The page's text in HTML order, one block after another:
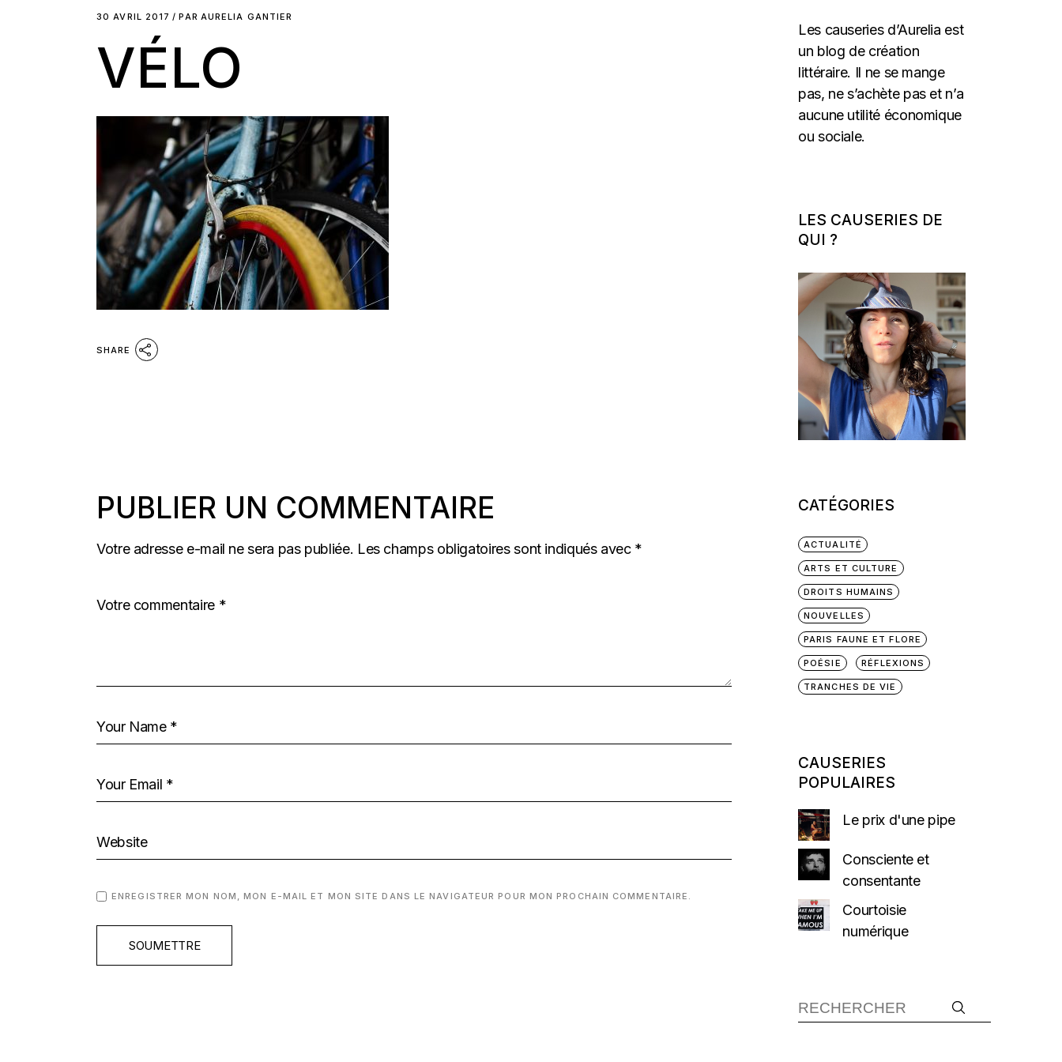
30 AVRIL 2017 PAR AURELIA GANTIER
VÉLO
SHARE
PUBLIER UN COMMENTAIRE
Votre adresse e-mail ne sera pas publiée. Les champs obligatoires sont indiqués avec *
ENREGISTRER MON NOM, MON E-MAIL ET MON SITE DANS LE NAVIGATEUR POUR MON PROCHAIN COMMENTAIRE.
SOUMETTRE
Les causeries d’Aurelia est
un blog de création
littéraire. Il ne se mange
pas, ne s’achète pas et n’a
aucune utilité économique
ou sociale.
LES CAUSERIES DE
QUI ?
CATÉGORIES
ACTUALITÉ
ARTS ET CULTURE
DROITS HUMAINS
NOUVELLES
PARIS FAUNE ET FLORE
POÉSIE RÉFLEXIONS
TRANCHES DE VIE
CAUSERIES
POPULAIRES
Le prix d'une pipe
Consciente et
consentante
Courtoisie
numérique
Recherche :